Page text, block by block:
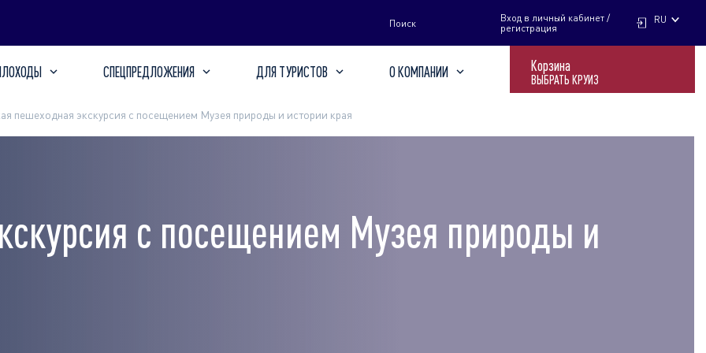
Поиск
Вход в личный кабинет /
регистрация
RU
СПЕЦПРЕДЛОЖЕНИЯ ДЛЯ ТУРИСТОВ О КОМПАНИИ Корзина
ВЫБРАТЬ КРУИЗ
пешеходная экскурсия с посещением Музея природы и истории края
с посещением Музея природы и